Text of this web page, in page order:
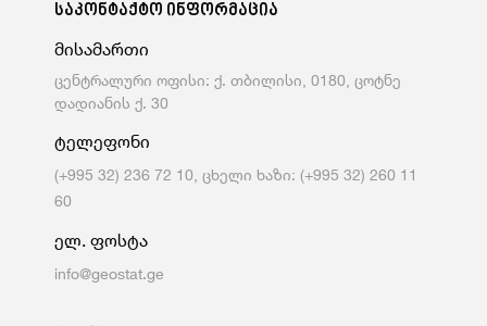
საკონტაქტო ინფორმაცია
მისამართი
ცენტრალური ოფისი: ქ. თბილისი, 0180, ცოტნე
დადიანის ქ. 30
ტელეფონი
(+995 32) 236 72 10, ცხელი ხაზი: (+995 32) 260 11
60
ელ. ფოსტა
info@geostat.ge